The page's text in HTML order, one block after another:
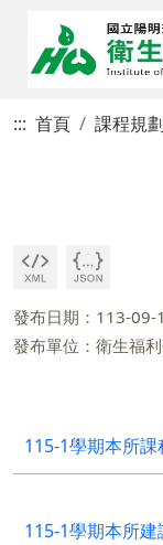
::: 首頁 課程規劃
發布日期：113-09-
發布單位：衛生福
115-1學期本所課
115-1學期本所